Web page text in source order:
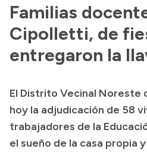
Discursos en la Legislatura
Casa de Gobierno
Acerca de Río Negro
Geografía
Invertí en Río Negro
Familias
Cipolletti, de
entregaron la
El Distrito Vecinal
hoy la adjudicación de 58
trabajadores de la
el sueño de la casa propia